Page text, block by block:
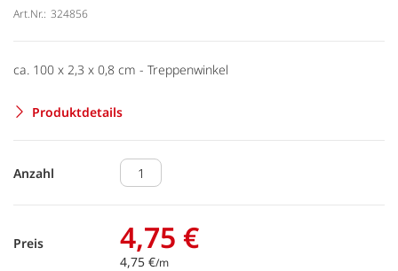
Art.Nr.: 324856
ca. 100 x 2,3 x 0,8 cm - Treppenwinkel
Produktdetails
Anzahl
Preis 4,75 €
4,75 €/m